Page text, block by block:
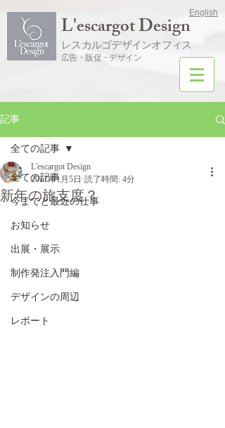
English
L'escargot Design
レスカルゴデザインオフィス
広告・販促・デザイン
記事
全ての記事
今までと最近の仕事
お知らせ
出展・展示
制作発注入門編
デザインの周辺
レポート
全ての記事
新年の旅支度？
L'escargot Design
2017年1月5日 読了時間: 4分